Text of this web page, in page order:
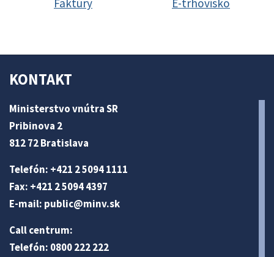
Faktúry E-trhovisko
KONTAKT
Ministerstvo vnútra SR
Pribinova 2
812 72 Bratislava
Telefón: +421 2 5094 1111
Fax: +421 2 5094 4397
E-mail: public@minv.sk
Call centrum:
Telefón: 0800 222 222